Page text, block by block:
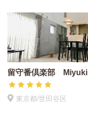
留守番倶楽部 Miyuki
東京都/世田谷区